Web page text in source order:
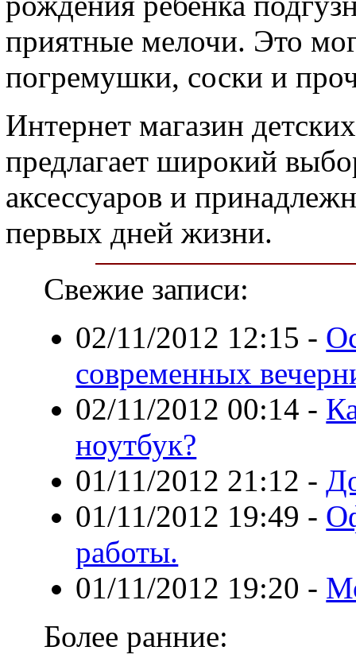
приятные мелочи. Это
погремушки, соски и
Интернет магазин
предлагает широкий
аксессуаров и
первых дней жизни.
Свежие записи:
02/11/2012 12:15 -
современных
02/11/2012 00:14 -
ноутбук?
01/11/2012 21:12 -
01/11/2012 19:49 -
работы.
01/11/2012 19:20 -
Более ранние: